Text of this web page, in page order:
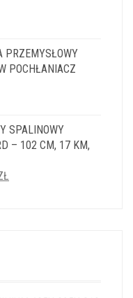
ZŁ.
PRZEMYSŁOWY
POCHŁANIACZ
ZŁ.
SPALINOWY
– 102 CM, 17 KM,